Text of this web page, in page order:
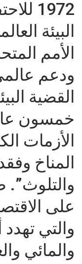
1972
البيئة
الأمم
ودعم
القضية
خمسون
الأزمات
المناخ
والتلوث”.
على
والتي
والمائي